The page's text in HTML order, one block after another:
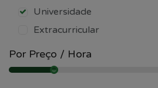
Universidade
Extracurricular
Por Preço / Hora